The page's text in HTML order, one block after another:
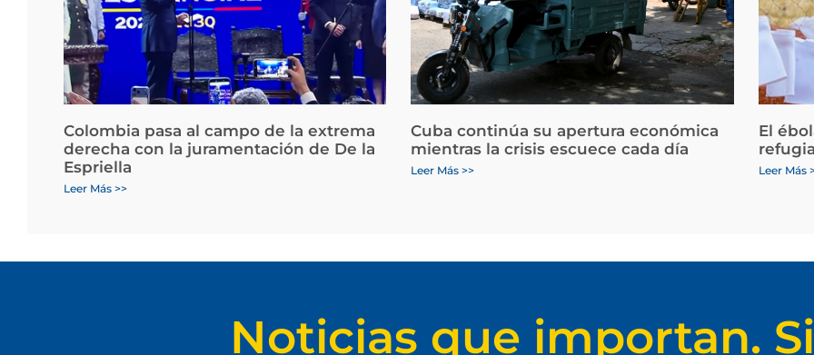
Colombia pasa al campo de la extrema
derecha con la juramentación de De la
Espriella
Leer Más >>
Cuba continúa su apertura económica
mientras la crisis escuece cada día
Leer Más >>
El
Leer Más
Noticias que importan.